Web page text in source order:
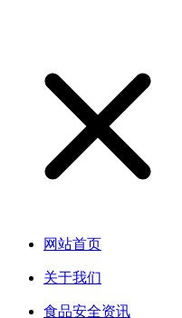
网站首页
关于我们
食品安全资讯